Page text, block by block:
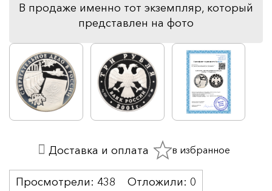
В продаже именно тот экземпляр, который
представлен на фото
Просмотрели: 438 Отложили: 0
Доставка и оплата в избранное